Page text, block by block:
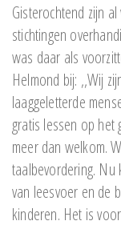
Gisterochtend zijn
stichtingen
was daar als
Helmond bij: ,,Wij
laaggeletterde
gratis lessen op het
meer dan welkom.
taalbevordering.
van leesvoer en de
kinderen. Het is